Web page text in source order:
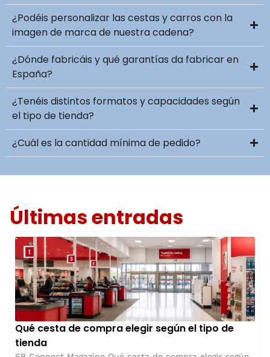
¿Podéis personalizar las cestas y carros con la
imagen de marca de nuestra cadena?
¿Dónde fabricáis y qué garantías da fabricar en
España?
¿Tenéis distintos formatos y capacidades según
el tipo de tienda?
¿Cuál es la cantidad mínima de pedido?
Últimas entradas
Qué cesta de compra elegir según el tipo de
tienda